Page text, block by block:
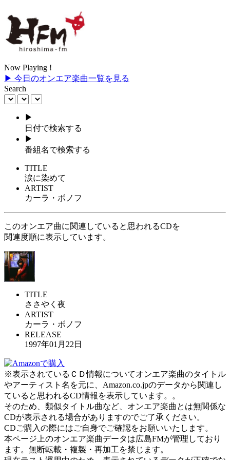
Now Playing !
▶ 今日のオンエア楽曲一覧を見る
Search
▶
日付で検索する
▶
番組名で検索する
TITLE
涙に染めて
ARTIST
カーラ・ボノフ
このオンエア曲に関連していると思われるCDを
関連度順に表示しています。
TITLE
ささやく夜
ARTIST
カーラ・ボノフ
RELEASE
1997年01月22日
※表示されているＣＤ情報についてオンエア楽曲のタイトル
やアーティスト名を元に、Amazon.co.jpのデータから関連し
ていると思われるCD情報を表示しています。。
そのため、類似タイトル曲など、オンエア楽曲とは無関係な
CDが表示される場合がありますのでご了承ください。
CDご購入の際にはご自身でご確認をお願いいたします。
本ページ上のオンエア楽曲データは広島FMが管理しており
ます。無断転載・複製・再加工を禁じます。